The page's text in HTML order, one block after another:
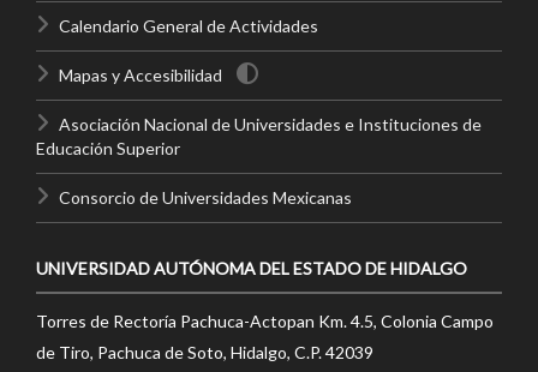
Calendario General de Actividades
Mapas y Accesibilidad
Asociación Nacional de Universidades e Instituciones de
Educación Superior
Consorcio de Universidades Mexicanas
UNIVERSIDAD AUTÓNOMA DEL ESTADO DE HIDALGO
Torres de Rectoría Pachuca-Actopan Km. 4.5, Colonia Campo
de Tiro, Pachuca de Soto, Hidalgo, C.P. 42039